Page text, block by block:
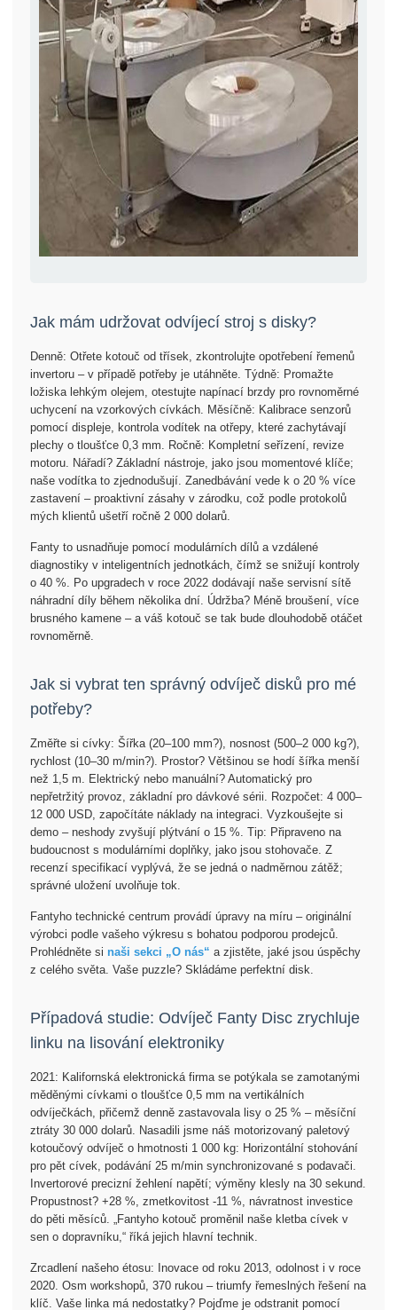
Jak mám udržovat odvíjecí stroj s disky?
Denně: Otřete kotouč od třísek, zkontrolujte opotřebení řemenů
invertoru – v případě potřeby je utáhněte. Týdně: Promažte
ložiska lehkým olejem, otestujte napínací brzdy pro rovnoměrné
uchycení na vzorkových cívkách. Měsíčně: Kalibrace senzorů
pomocí displeje, kontrola vodítek na otřepy, které zachytávají
plechy o tloušťce 0,3 mm. Ročně: Kompletní seřízení, revize
motoru. Nářadí? Základní nástroje, jako jsou momentové klíče;
naše vodítka to zjednodušují. Zanedbávání vede k o 20 % více
zastavení – proaktivní zásahy v zárodku, což podle protokolů
mých klientů ušetří ročně 2 000 dolarů.
Fanty to usnadňuje pomocí modulárních dílů a vzdálené
diagnostiky v inteligentních jednotkách, čímž se snižují kontroly
o 40 %. Po upgradech v roce 2022 dodávají naše servisní sítě
náhradní díly během několika dní. Údržba? Méně broušení, více
brusného kamene – a váš kotouč se tak bude dlouhodobě otáčet
rovnoměrně.
Jak si vybrat ten správný odvíječ disků pro mé
potřeby?
Změřte si cívky: Šířka (20–100 mm?), nosnost (500–2 000 kg?),
rychlost (10–30 m/min?). Prostor? Většinou se hodí šířka menší
než 1,5 m. Elektrický nebo manuální? Automatický pro
nepřetržitý provoz, základní pro dávkové sérii. Rozpočet: 4 000–
12 000 USD, započítáte náklady na integraci. Vyzkoušejte si
demo – neshody zvyšují plýtvání o 15 %. Tip: Připraveno na
budoucnost s modulárními doplňky, jako jsou stohovače. Z
recenzí specifikací vyplývá, že se jedná o nadměrnou zátěž;
správné uložení uvolňuje tok.
Fantyho technické centrum provádí úpravy na míru – originální
výrobci podle vašeho výkresu s bohatou podporou prodejců.
Prohlédněte sinaši sekci „O nás“ a zjistěte, jaké jsou úspěchy
z celého světa. Vaše puzzle? Skládáme perfektní disk.
Případová studie: Odvíječ Fanty Disc zrychluje
linku na lisování elektroniky
2021: Kalifornská elektronická firma se potýkala se zamotanými
měděnými cívkami o tloušťce 0,5 mm na vertikálních
odvíječkách, přičemž denně zastavovala lisy o 25 % – měsíční
ztráty 30 000 dolarů. Nasadili jsme náš motorizovaný paletový
kotoučový odvíječ o hmotnosti 1 000 kg: Horizontální stohování
pro pět cívek, podávání 25 m/min synchronizované s podavači.
Invertorové precizní žehlení napětí; výměny klesly na 30 sekund.
Propustnost? +28 %, zmetkovitost -11 %, návratnost investice
do pěti měsíců. „Fantyho kotouč proměnil naše kletba cívek v
sen o dopravníku,“ říká jejich hlavní technik.
Zrcadlení našeho étosu: Inovace od roku 2013, odolnost i v roce
2020. Osm workshopů, 370 rukou – triumfy řemeslných řešení na
klíč. Vaše linka má nedostatky? Pojďme je odstranit pomocí